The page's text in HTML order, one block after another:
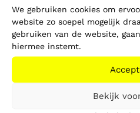
We gebruiken cookies om
website zo soepel mogelijk
gebruiken van de website,
hiermee instemt.
Bekijk